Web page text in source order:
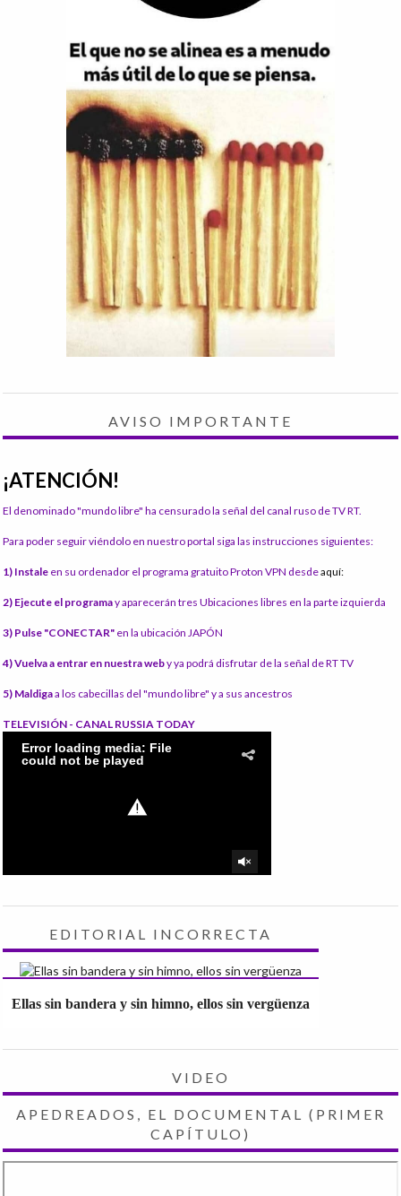
AVISO IMPORTANTE
¡ATENCIÓN!
El denominado "mundo libre" ha censurado la señal del canal ruso de TV RT.
Para poder seguir viéndolo en nuestro portal siga las instrucciones siguientes:
1) Instale en su ordenador el programa gratuito Proton VPN desdeaquí:
2) Ejecute el programay aparecerán tres Ubicaciones libres en la parte izquierda
3) Pulse "CONECTAR" en la ubicación JAPÓN
4) Vuelva a entrar en nuestra weby ya podrá disfrutar de la señal de RT TV
5) Maldigaa los cabecillas del "mundo libre" y a sus ancestros
TELEVISIÓN - CANAL RUSSIA TODAY
EDITORIAL INCORRECTA
Ellas sin bandera y sin himno, ellos sin vergüenza
VIDEO
APEDREADOS, EL DOCUMENTAL (PRIMER
CAPÍTULO)